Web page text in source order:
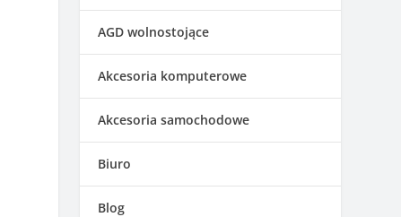
AGD wolnostojące
Akcesoria komputerowe
Akcesoria samochodowe
Biuro
Blog